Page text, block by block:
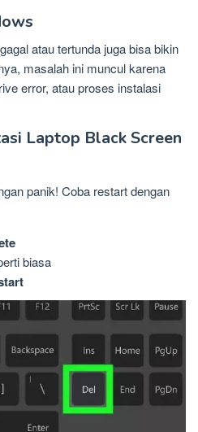
atau tertunda juga bisa bikin
masalah ini muncul karena
error, atau proses instalasi
Laptop Black Screen
panik! Coba restart dengan
biasa